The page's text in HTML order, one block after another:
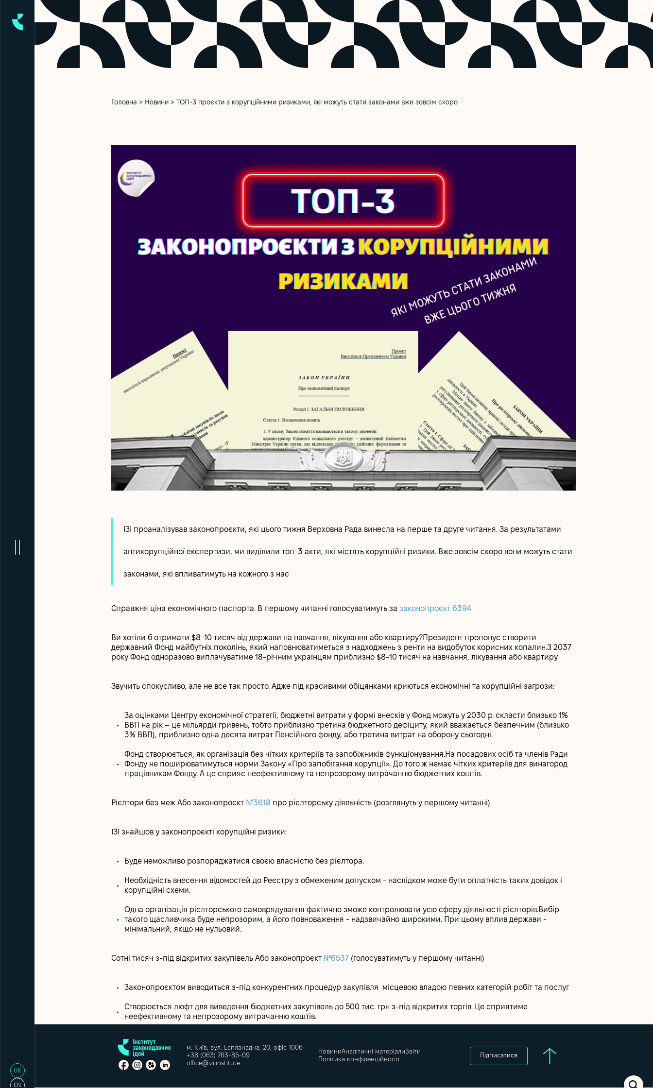
UK
EN
Головна > Новини > ТОП-3 проєкти з корупційними ризиками, які можуть стати законами вже зовсім скоро
IЗІ проаналізував законопроєкти, які цього тижня Верховна Рада винесла на перше та друге читання. За результатами
антикорупційної експертизи, ми виділили топ-3 акти, які містять корупційні ризики. Вже зовсім скоро вони можуть стати
законами, які впливатимуть на кожного з нас
Справжня ціна економічного паспорта. В першому читанні голосуватимуть зазаконопроєкт 6394
Ви хотіли б отримати $8-10 тисяч від держави на навчання, лікування або квартиру?Президент пропонує створити
державний Фонд майбутніх поколінь, який наповнюватиметься з надходжень з ренти на видобуток корисних копалин.З 2037
року Фонд одноразово виплачуватиме 18-річним українцям приблизно $8-10 тисяч на навчання, лікування або квартиру
Звучить спокусливо, але не все так просто. Адже під красивими обіцянками криються економічні та корупційні загрози:
За оцінками Центру економічної стратегії, бюджетні витрати у формі внесків у Фонд можуть у 2030 р. скласти близько 1%
ВВП на рік – це мільярди гривень, тобто приблизно третина бюджетного дефіциту, який вважається безпечним (близько
3% ВВП), приблизно одна десята витрат Пенсійного фонду, або третина витрат на оборону сьогодні.
Фонд створюється, як організація без чітких критеріїв та запобіжників функціонування.На посадових осіб та членів Ради
Фонду не поширюватимуться норми Закону «Про запобігання корупції». До того ж немає чітких критеріїв для винагород
працівникам Фонду. А це сприяє неефективному та непрозорому витрачанню бюджетних коштів.
Рієлтори без меж Або законопроєкт №3618 про рієлторську діяльність (розглянуть у першому читанні)
ІЗІ знайшов у законопроєкті корупційні ризики:
Буде неможливо розпоряджатися своєю власністю без рієлтора.
Необхідність внесення відомостей до Реєстру з обмеженим допуском - наслідком може бути оплатність таких довідок і
корупційні схеми.
Одна організація рієлторського самоврядування фактично зможе контролювати усю сферу діяльності рієлторів.Вибір
такого щасливчика буде непрозорим, а його повноваження - надзвичайно широкими. При цьому вплив держави -
мінімальний, якщо не нульовий.
Сотні тисяч з-під відкритих закупівель Або законопроєкт №6537 (голосуватимуть у першому читанні)
Законопроєктом виводиться з-під конкурентних процедур закупівля місцевою владою певних категорій робіт та послуг
Створюється люфт для виведення бюджетних закупівель до 500 тис. грн з-під відкритих торгів. Це сприятиме
неефективному та непрозорому витрачанню коштів.
м. Київ, вул. Еспланадна, 20, офіс 1006
+38 (063) 763-85-09
office@izi.institute
НовиниАналітичні матеріалиЗвіти
Політика конфіденційності
Підписатися